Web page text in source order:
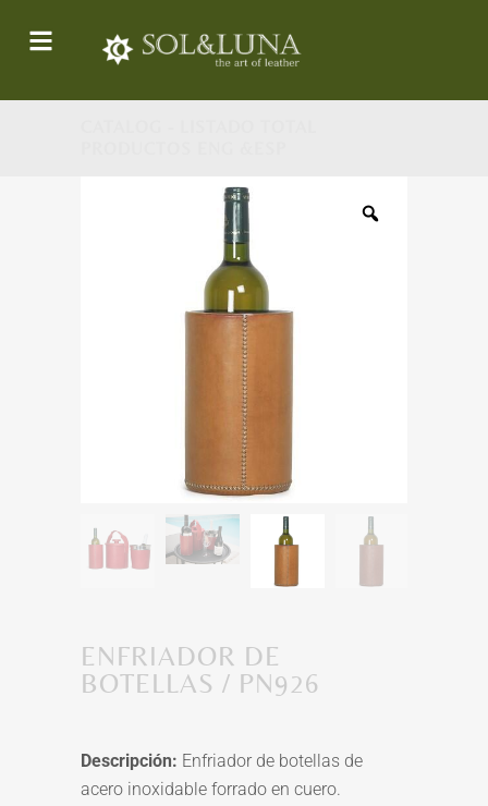
ENFRIADOR DE
BOTELLAS / PN926
Descripción: Enfriador de botellas de
acero inoxidable forrado en cuero.